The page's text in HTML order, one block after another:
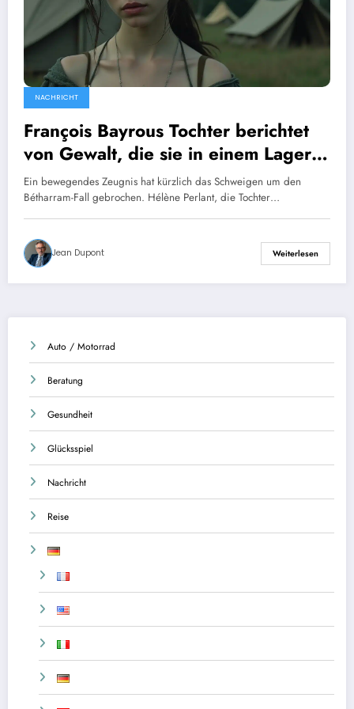
NACHRICHT
François Bayrous Tochter berichtet
von Gewalt, die sie in einem Lager
erlitten hat, das von einer religiösen
Gemeinschaft betrieben wurde, die
mit der Bétharram-Affäre in
Verbindung steht.
Ein bewegendes Zeugnis hat kürzlich das Schweigen um den
Bétharram-Fall gebrochen. Hélène Perlant, die Tochter…
Jean Dupont Weiterlesen
Auto / Motorrad
Beratung
Gesundheit
Glücksspiel
Nachricht
Reise